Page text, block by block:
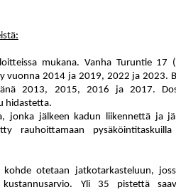
mukana. Vanha Turuntie 17
vuonna 2014 ja 2019, 2022 ja 2023.
2013, 2015, 2016 ja 2017.
hidastetta.
jonka jälkeen kadun liikennettä ja
rauhoittamaan
kohde otetaan jatkotarkasteluun,
Yli 35 pistettä